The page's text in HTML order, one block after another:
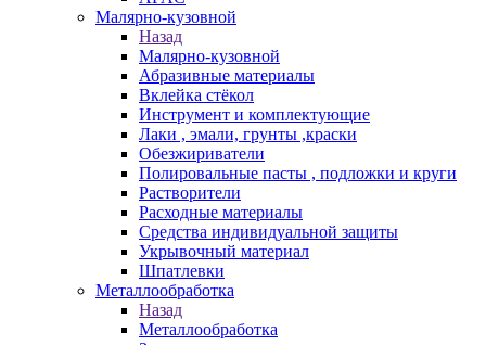
Малярно-кузовной
Назад
Малярно-кузовной
Абразивные материалы
Вклейка стёкол
Инструмент и комплектующие
Лаки , эмали, грунты ,краски
Обезжириватели
Полировальные пасты , подложки и круги
Растворители
Расходные материалы
Средства индивидуальной защиты
Укрывочный материал
Шпатлевки
Металлообработка
Назад
Металлообработка